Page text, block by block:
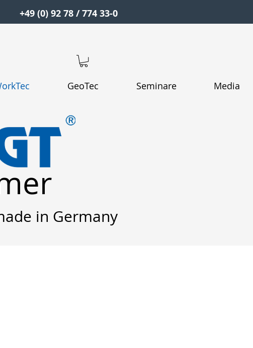
+49 (0) 92 78 / 774 33-0
GeoTec Seminare Media
in Germany